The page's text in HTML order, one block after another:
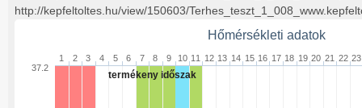
http://kepfeltoltes.hu/view/150603/
Hőmérsékleti adatok
termékeny időszak
1 2 3 4 5 6 7 8 9 10 11 12 13 14 15 16 17 18 19 20 21 22 23
37.2